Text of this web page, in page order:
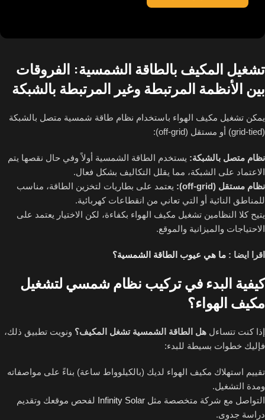
تشغيل المكيف بالطاقة الشمسية: الفروقات
بين الأنظمة المرتبطة وغير المرتبطة بالشبكة
يمكن تشغيل مكيف الهواء باستخدام نظام طاقة شمسية متصل بالشبكة
(grid-tied) أو مستقل (off-grid):
نظام متصل بالشبكة: يستخدم الطاقة الشمسية أولاً وفي حال نقصها يتم
الاعتماد على الشبكة، مما يقلل التكاليف بشكل فعال.
نظام مستقل (off-grid):
يعتمد على بطاريات لتخزين الطاقة، مناسب
للمناطق النائية أو التي تعاني من انقطاعات كهربائية.
يتيح كلا النظامين تشغيل مكيف الهواء بكفاءة، لكن الاختيار يعتمد على
الاحتياجات والميزانية والموقع.
اقرا ايضا : ما هي عيوب الطاقة الشمسية؟
كيفية البدء في تركيب نظام شمسي لتشغيل
مكيف الهواء؟
إذا كنت تتساءل هل الطاقة الشمسية تشغل المكيف؟ ونويت تطبيق ذلك،
فإليك خطوات بسيطة للبدء:
تقييم استهلاك مكيف الهواء لديك (بالكيلوواط ساعة) بناءً على مواصفاته
ومدة التشغيل.
التواصل مع شركة متخصصة مثل Infinity Solar لفحص موقعك وتقديم
دراسة جدوى.